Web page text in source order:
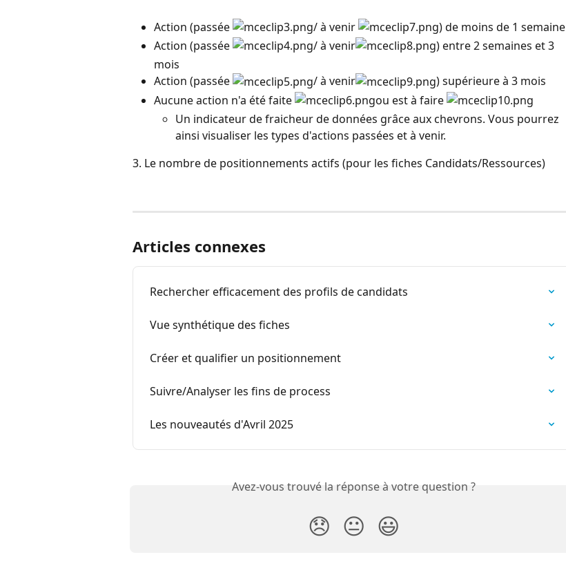
Action (passée / à venir
) de moins de 1 semaine
Action (passée
/ à venir
) entre 2 semaines et 3
mois
Action (passée
/ à venir
) supérieure à 3 mois
Aucune action n'a été faite
ou est à faire
Un indicateur de fraicheur de données grâce aux chevrons. Vous pourrez
ainsi visualiser les types d'actions passées et à venir.
3. Le nombre de positionnements actifs (pour les fiches Candidats/Ressources)
Articles connexes
Rechercher efficacement des profils de candidats
Vue synthétique des fiches
Créer et qualifier un positionnement
Suivre/Analyser les fins de process
Les nouveautés d'Avril 2025
Avez-vous trouvé la réponse à votre question ?
😞 😐 😃